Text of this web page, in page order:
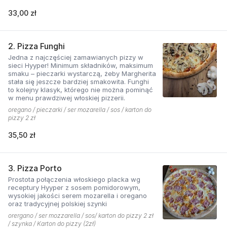
33,00 zł
2. Pizza Funghi
Jedna z najczęściej zamawianych pizzy w
sieci Hyyper! Minimum składników, maksimum
smaku – pieczarki wystarczą, żeby Margherita
stała się jeszcze bardziej smakowita. Funghi
to kolejny klasyk, którego nie można pominąć
w menu prawdziwej włoskiej pizzerii.
oregano / pieczarki / ser mozarella / sos / karton do
pizzy 2 zł
35,50 zł
3. Pizza Porto
Prostota połączenia włoskiego placka wg
receptury Hyyper z sosem pomidorowym,
wysokiej jakości serem mozarella i oregano
oraz tradycyjnej polskiej szynki
orergano / ser mozzarella / sos/ karton do pizzy 2 zł
/ szynka / Karton do pizzy (2zł)